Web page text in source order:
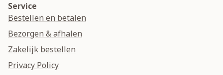
Service
Bestellen en betalen
Bezorgen & afhalen
Zakelijk bestellen
Privacy Policy